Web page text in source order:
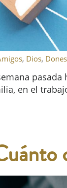
, Dios, Dones
en el